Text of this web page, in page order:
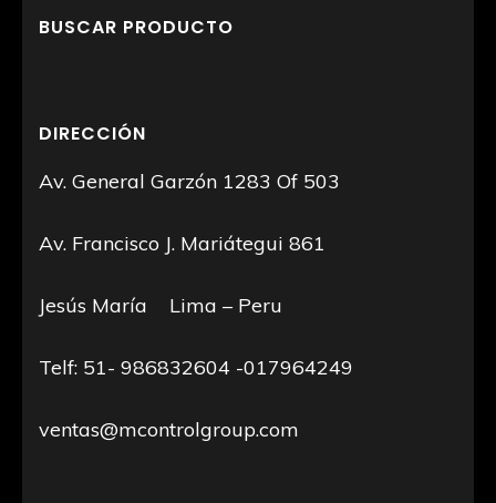
BUSCAR PRODUCTO
DIRECCIÓN
Av. General Garzón 1283 Of 503
Av. Francisco J. Mariátegui 861
Jesús María Lima – Peru
Telf: 51- 986832604 -017964249
ventas@mcontrolgroup.com